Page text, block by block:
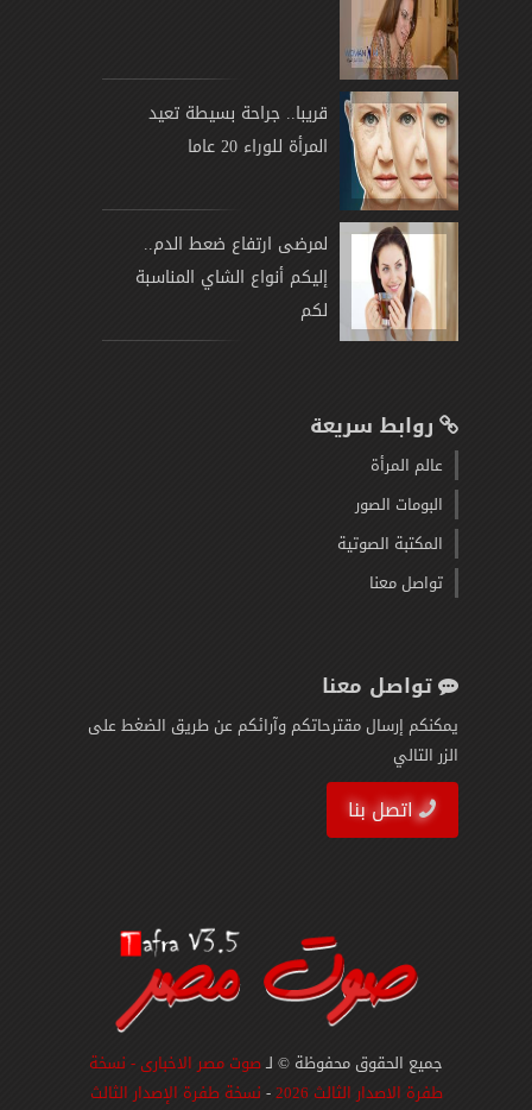
قريبا.. جراحة بسيطة تعيد
المرأة للوراء 20 عاما
لمرضى ارتفاع ضعط الدم..
إليكم أنواع الشاي المناسبة
لكم
روابط سريعة
عالم المرأة
البومات الصور
المكتبة الصوتية
تواصل معنا
تواصل معنا
يمكنكم إرسال مقترحاتكم وآرائكم عن طريق الضغط على
الزر التالي
اتصل بنا
جميع الحقوق محفوظة © لـصوت مصر الاخبارى - نسخة
طفرة الاصدار الثالث 2026
- نسخة طفرة الإصدار الثالث